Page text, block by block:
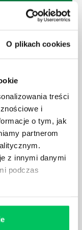
O plikach cookies
treści
i
o tym, jak
partnerom
z innymi danymi
podczas
SWOJE
odpowiedzialna
osób oraz
ZNAĆ
projektu nie